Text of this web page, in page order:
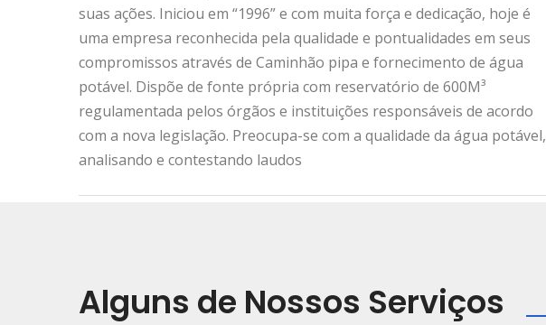
suas ações. Iniciou em “1996” e com muita força e dedicação, hoje é
uma empresa reconhecida pela qualidade e pontualidades em seus
compromissos através de Caminhão pipa e fornecimento de água
potável. Dispõe de fonte própria com reservatório de 600M³
regulamentada pelos órgãos e instituições responsáveis de acordo
com a nova legislação. Preocupa-se com a qualidade da água potável,
analisando e contestando laudos
11 2081-2543
Alguns de Nossos Serviços
Ver Mais.. Ver Mais..